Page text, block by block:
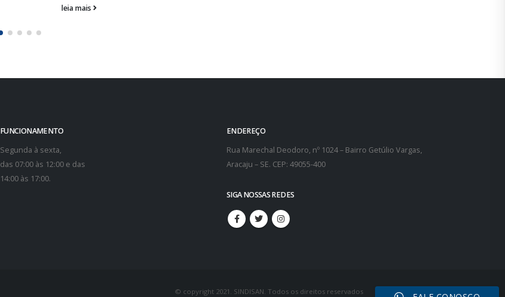
leia mais
FUNCIONAMENTO
Segunda à sexta,
das 07:00 às 12:00 e das
14:00 às 17:00.
ENDEREÇO
Rua Marechal Deodoro, nº 1024 – Bairro Getúlio Vargas,
Aracaju – SE. CEP: 49055-400
SIGA NOSSAS REDES
© copyright 2021. SINDISAN. Todos os direitos reservados